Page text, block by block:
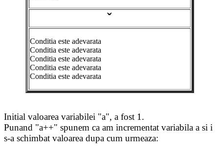
ˇ
Conditia este adevarata
Conditia este adevarata
Conditia este adevarata
Conditia este adevarata
Conditia este adevarata
Initial valoarea variabilei "a", a fost 1.
Punand "a++" spunem ca am incrementat variabila a si i
s-a schimbat valoarea dupa cum urmeaza: